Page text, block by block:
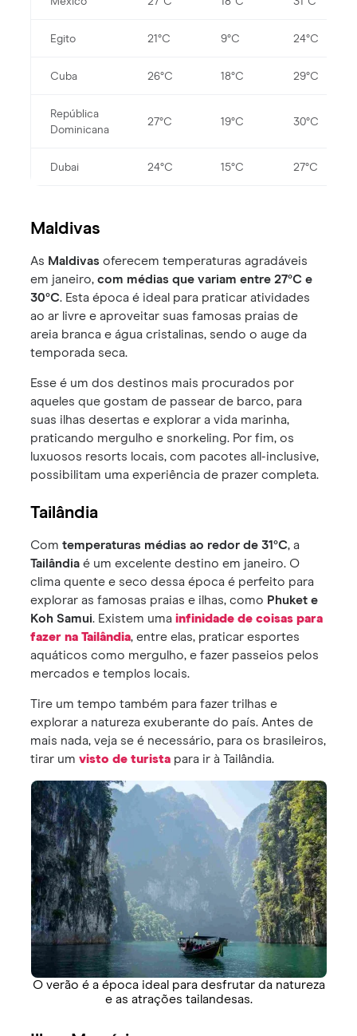
Egito 21°C 9°C 24°C
Cuba 26°C 18°C 29°C
República
Dominicana
27°C 19°C 30°C
Dubai 24°C 15°C 27°C
Maldivas
As Maldivas oferecem temperaturas agradáveis
em janeiro,com médias que variam entre 27°C e
30°C. Esta época é ideal para praticar atividades
ao ar livre e aproveitar suas famosas praias de
areia branca e água cristalinas, sendo o auge da
temporada seca.
Esse é um dos destinos mais procurados por
aqueles que gostam de passear de barco, para
suas ilhas desertas e explorar a vida marinha,
praticando mergulho e snorkeling. Por fim, os
luxuosos resorts locais, com pacotes all-inclusive,
possibilitam uma experiência de prazer completa.
Tailândia
Comtemperaturas médias ao redor de 31°C, a
Tailândia é um excelente destino em janeiro. O
clima quente e seco dessa época é perfeito para
explorar as famosas praias e ilhas, como Phuket e
Koh Samui. Existem uma infinidade de coisas para
fazer na Tailândia, entre elas, praticar esportes
aquáticos como mergulho, e fazer passeios pelos
mercados e templos locais.
Tire um tempo também para fazer trilhas e
explorar a natureza exuberante do país. Antes de
mais nada, veja se é necessário, para os brasileiros,
tirar umvisto de turista para ir à Tailândia.
O verão é a época ideal para desfrutar da natureza
e as atrações tailandesas.